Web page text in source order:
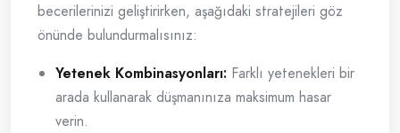
becerilerinizi geliştirirken, aşağıdaki stratejileri göz
önünde bulundurmalısınız:
Yetenek Kombinasyonları: Farklı yetenekleri bir
arada kullanarak düşmanınıza maksimum hasar
verin.